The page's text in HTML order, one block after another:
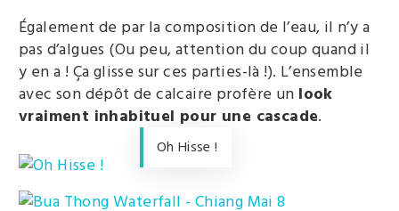
Également de par la composition de l’eau, il n’y a
pas d’algues (Ou peu, attention du coup quand il
y en a ! Ça glisse sur ces parties-là !). L’ensemble
avec son dépôt de calcaire profère un look
vraiment inhabituel pour une cascade.
Oh Hisse !